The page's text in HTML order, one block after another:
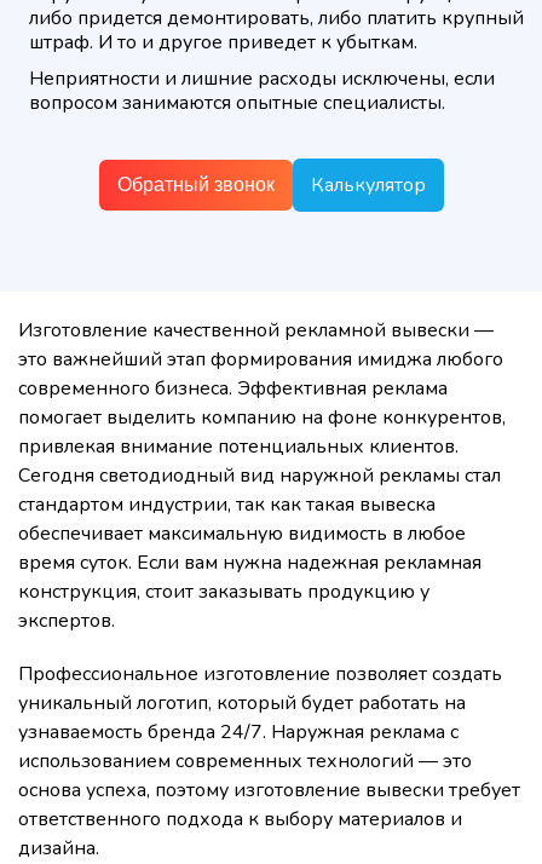
либо придется демонтировать, либо платить крупный
штраф. И то и другое приведет к убыткам.
Неприятности и лишние расходы исключены, если
вопросом занимаются опытные специалисты.
Обратный звонок Калькулятор
Изготовление качественной рекламной вывески —
это важнейший этап формирования имиджа любого
современного бизнеса. Эффективная реклама
помогает выделить компанию на фоне конкурентов,
привлекая внимание потенциальных клиентов.
Сегодня светодиодный вид наружной рекламы стал
стандартом индустрии, так как такая вывеска
обеспечивает максимальную видимость в любое
время суток. Если вам нужна надежная рекламная
конструкция, стоит заказывать продукцию у
экспертов.
Профессиональное изготовление позволяет создать
уникальный логотип, который будет работать на
узнаваемость бренда 24/7. Наружная реклама с
использованием современных технологий — это
основа успеха, поэтому изготовление вывески требует
ответственного подхода к выбору материалов и
дизайна.